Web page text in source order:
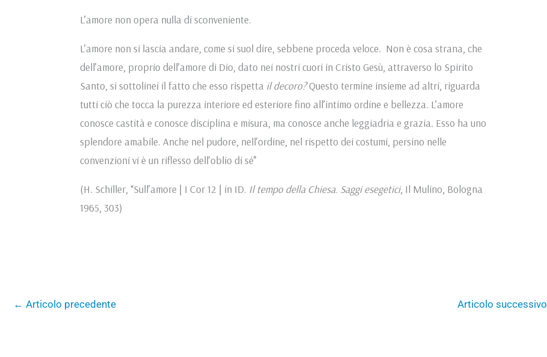
L’amore non opera nulla di sconveniente.
L’amore non si lascia andare, come si suol dire, sebbene proceda veloce. Non è cosa strana, che
dell’amore, proprio dell’amore di Dio, dato nei nostri cuori in Cristo Gesù, attraverso lo Spirito
Santo, si sottolinei il fatto che esso rispetta il decoro?Questo termine insieme ad altri, riguarda
tutti ciò che tocca la purezza interiore ed esteriore fino all’intimo ordine e bellezza. L’amore
conosce castità e conosce disciplina e misura, ma conosce anche leggiadria e grazia. Esso ha uno
splendore amabile. Anche nel pudore, nell’ordine, nel rispetto dei costumi, persino nelle
convenzioni vi è un riflesso dell’oblio di sé”
(H. Schiller, “Sull’amore | I Cor 12 | in ID. Il tempo della Chiesa. Saggiesegetici, Il Mulino, Bologna
1965, 303)
← Articolo precedente Articolo successivo